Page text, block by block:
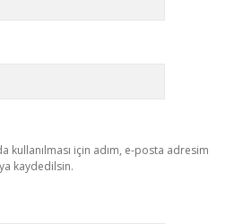
kullanılması için adım, e-posta adresim
kaydedilsin.